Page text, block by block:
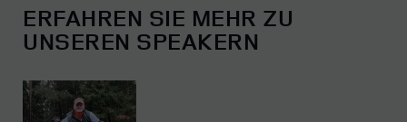
ERFAHREN SIE MEHR ZU
UNSEREN SPEAKERN